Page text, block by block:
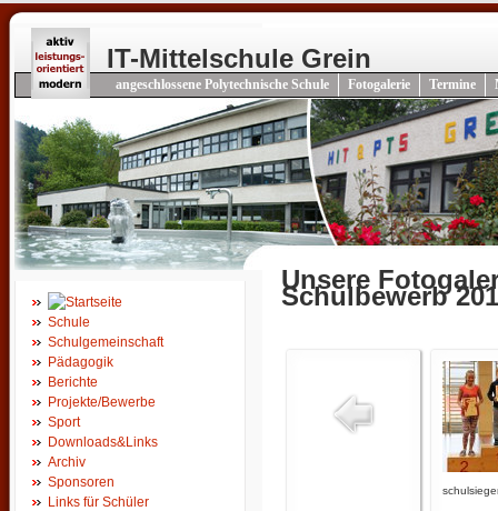
IT-Mittelschule Grein
angeschlossene Polytechnische Schule Fotogalerie Termine
Schule
Schulgemeinschaft
Pädagogik
Berichte
Projekte/Bewerbe
Sport
Downloads&Links
Archiv
Sponsoren
Links für Schüler
Unsere
Schulbewerb